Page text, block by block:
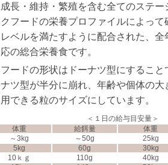
成長・維持・繁殖を含む全てのステ
クフードの栄養プロファイルによって
レベルを満たすように配合された、全
応の総合栄養食です。
フードの形状はドーナツ型にすること
ナツ型が半分に崩れ、年齢や個体の大
用できる粒のサイズにしています。
＜１日の給与目安量＞
体重
給餌量
体重
～3kg
～50g
25kg
5kg
60g
30kg
10ｋｇ
110g
40kg